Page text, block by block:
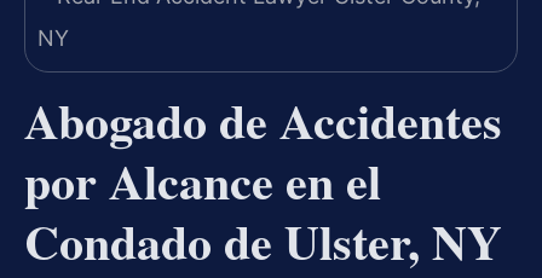
Abogado de Accidentes
por Alcance en el
Condado de Ulster, NY